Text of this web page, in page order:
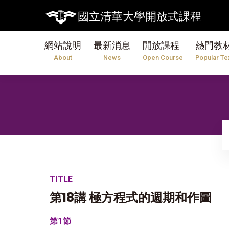
國立清華大學開放式課程
網站說明
About
最新消息
News
開放課程
Open Course
熱門教
Popular
TITLE
第18講 極方程式的週期和作圖
第1節